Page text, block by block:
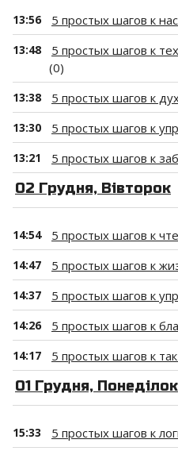
13:56 5 простых шагов к
13:48
5 простых шагов к
(0)
13:38 5 простых шагов к
13:30 5 простых шагов к
13:21 5 простых шагов к
02 Грудня, Вівторок
14:54 5 простых шагов к
14:47 5 простых шагов к
14:37 5 простых шагов к
14:26 5 простых шагов к
14:17 5 простых шагов к
01 Грудня, Понеділок
15:33 5 простых шагов к